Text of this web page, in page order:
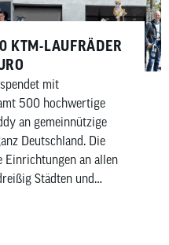
KTM-LAUFRÄDER
mit
500 hochwertige
an gemeinnützige
Deutschland. Die
Einrichtungen an allen
Städten und
Laufräder für das